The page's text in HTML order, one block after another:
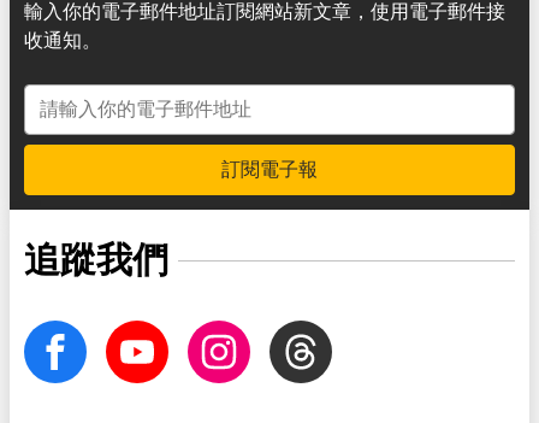
輸入你的電子郵件地址訂閱網站新文章，使用電子郵件接
收通知。
電子郵件地址
訂閱電子報
追蹤我們
facebook Youtube InstagramThreads